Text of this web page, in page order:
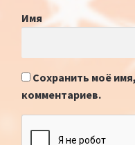
Имя
Сохранить моё
комментариев.